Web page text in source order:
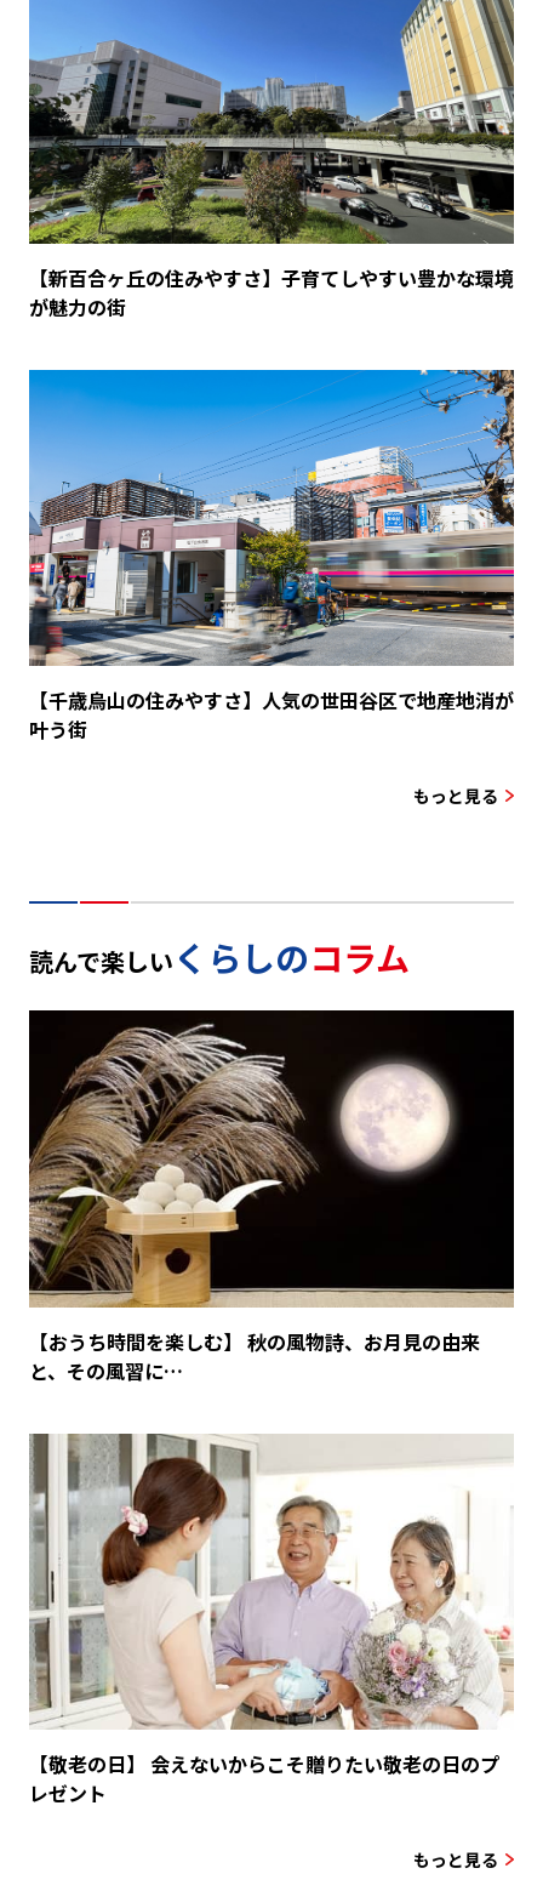
【新百合ヶ丘の住みやすさ】子育てしやすい豊かな環境
が魅力の街
【千歳烏山の住みやすさ】人気の世田谷区で地産地消が
叶う街
もっと見る
読んで楽しい くらしのコラム
【おうち時間を楽しむ】 秋の風物詩、お月見の由来
と、その風習に…
【敬老の日】 会えないからこそ贈りたい敬老の日のプ
レゼント
もっと見る